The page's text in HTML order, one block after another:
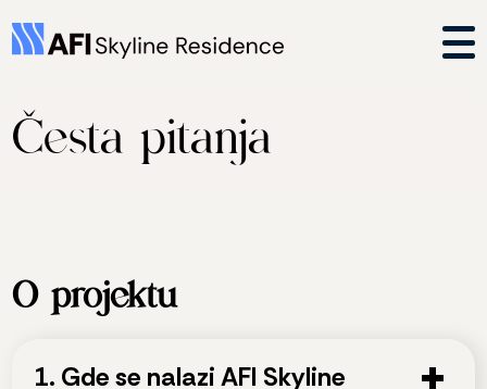
Česta pitanja
O projektu
1. Gde se nalazi AFI Skyline